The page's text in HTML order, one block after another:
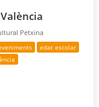
Petxina
edat escolar